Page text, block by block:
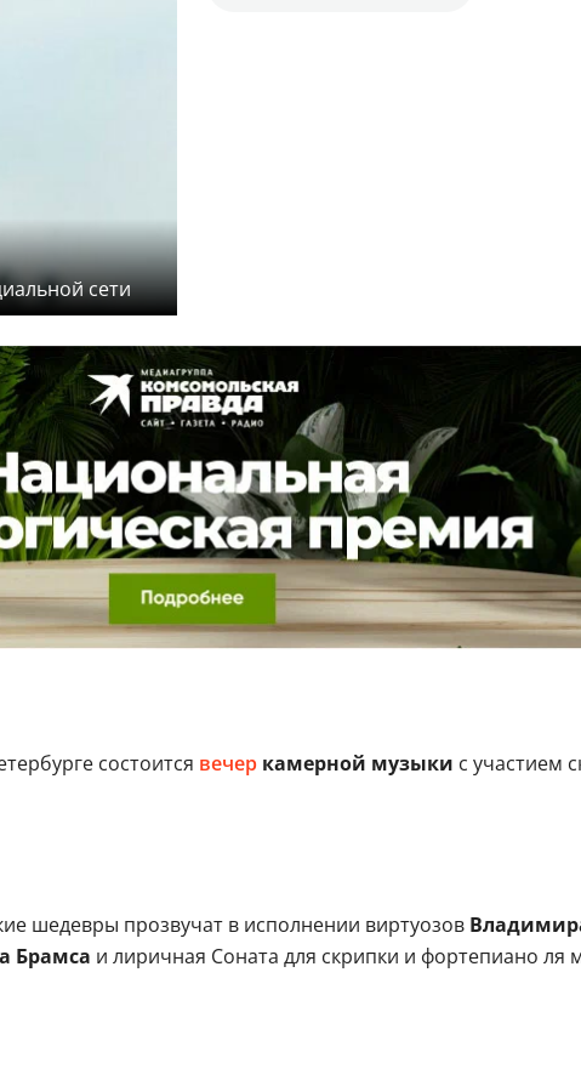
сети
состоится вечеркамерной музыки с участием
шедевры прозвучат в исполнении виртуозов
Брамса и лиричная Соната для скрипки и фортепиано ля